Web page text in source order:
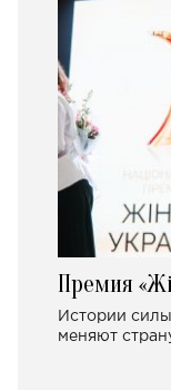
Премия
Истории
меняют